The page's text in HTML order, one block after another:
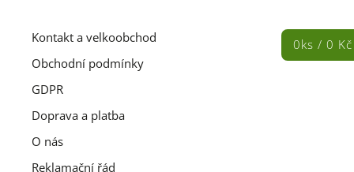
Kontakt a velkoobchod
Obchodní podmínky
GDPR
Doprava a platba
O nás
Reklamační řád
0ks / 0 Kč